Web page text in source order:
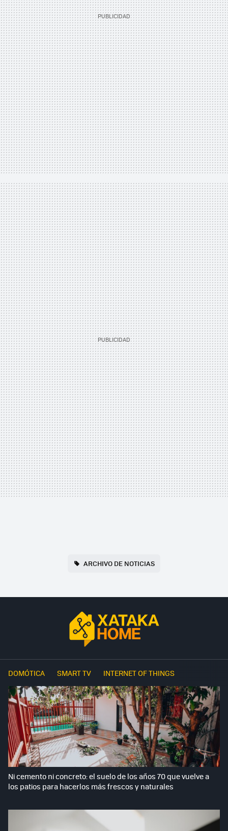
ARCHIVO DE NOTICIAS
DOMÓTICA SMART TV INTERNET OF THINGS
Ni cemento ni concreto: el suelo de los años 70 que vuelve a
los patios para hacerlos más frescos y naturales